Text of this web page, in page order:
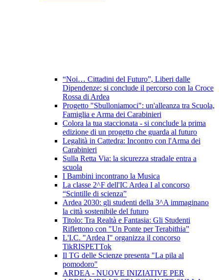
“Noi… Cittadini del Futuro”, Liberi dalle
Dipendenze: si conclude il percorso con la Croce
Rossa di Ardea
Progetto "Sbulloniamoci": un'alleanza tra Scuola,
Famiglia e Arma dei Carabinieri
Colora la tua staccionata - si conclude la prima
edizione di un progetto che guarda al futuro
Legalità in Cattedra: Incontro con l'Arma dei
Carabinieri
Sulla Retta Via: la sicurezza stradale entra a
scuola
I Bambini incontrano la Musica
La classe 2^F dell'IC Ardea I al concorso
“Scintille di scienza”
Ardea 2030: gli studenti della 3^A immaginano
la città sostenibile del futuro
Titolo: Tra Realtà e Fantasia: Gli Studenti
Riflettono con "Un Ponte per Terabithia”
L'I.C. "Ardea I" organizza il concorso
TikRISPETTok
Il TG delle Scienze presenta "La pila al
pomodoro"
ARDEA - NUOVE INIZIATIVE PER